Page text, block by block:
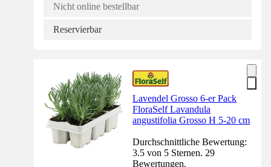
Nicht online bestellbar
Reservierbar
Lavendel Grosso 6-er Pack
FloraSelf Lavandula
angustifolia Grosso H 5-20 cm
Durchschnittliche Bewertung:
3.5 von 5 Sternen. 29
Bewertungen.